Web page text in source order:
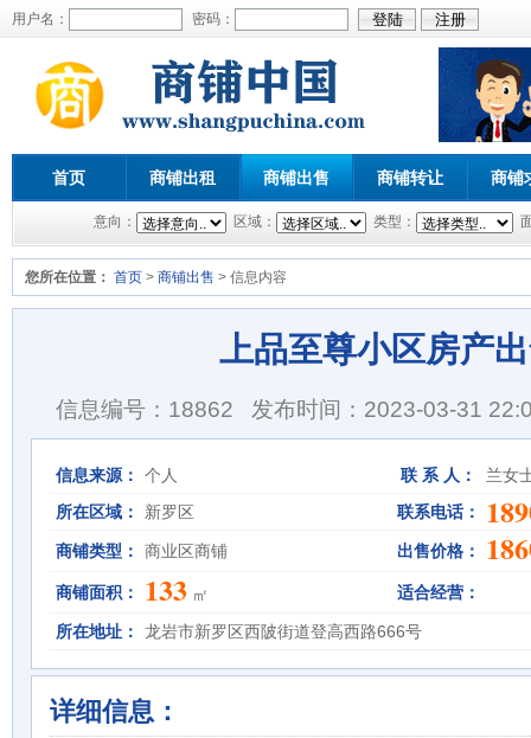
用户名： 密码：
首页 商铺出租 商铺出售 商铺转让 商铺
意向： 区域： 类型：
您所在位置： 首页 > 商铺出售 > 信息内容
上品至尊小区房产
信息编号：18862 发布时间：2023-03-31
信息来源： 个人 联 系 人：
兰女
所在区域：
新罗区 联系电话：
商铺类型： 商业区商铺 出售价格：
商铺面积： 133 ㎡ 适合经营：
所在地址： 龙岩市新罗区西陂街道登高西路666号
详细信息：